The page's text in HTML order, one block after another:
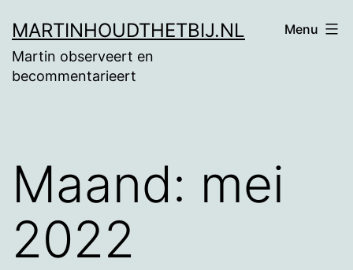
naar
de
MARTINHOUDTHETBIJ.NL
Martin observeert en
becommentarieert
Menu
Maand: mei
2022